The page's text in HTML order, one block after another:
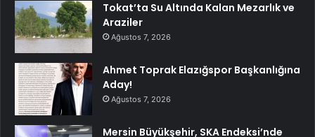
Tokat’ta Su Altında Kalan Mezarlık ve
Araziler
Ağustos 7, 2026
Ahmet Toprak Elazığspor Başkanlığına
Aday!
Ağustos 7, 2026
Mersin Büyükşehir, SKA Endeksi’nde